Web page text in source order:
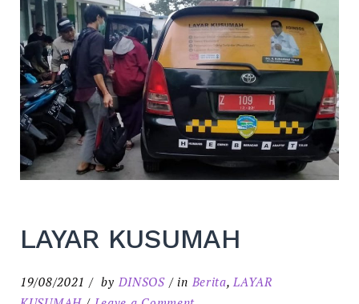
LAYAR KUSUMAH
19/08/2021 by DINSOS in Berita,LAYAR